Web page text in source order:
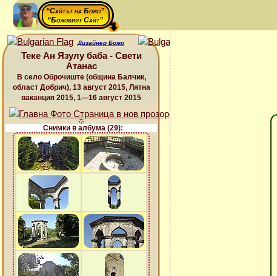
“Сайтът на Божо”
“Божовият Сайт”
Дизайнер Божо
Теке Ан Язулу баба - Свети
Атанас
В село Оброчиште (община Балчик,
област Добрич), 13 август 2015, Лятна
ваканция 2015, 1—16 август 2015
Снимки в албума (29):